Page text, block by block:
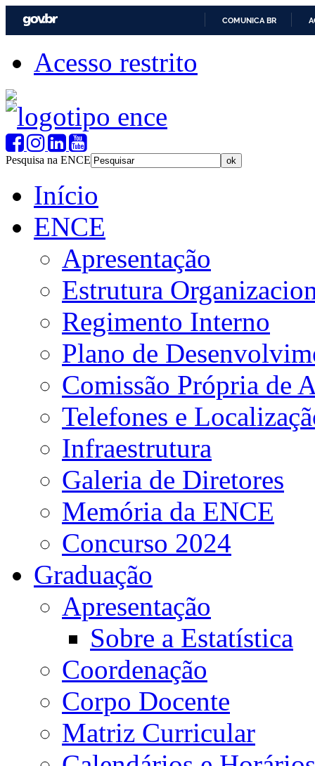
COMUNICA BR
Acesso restrito
Pesquisa na ENCE
Início
ENCE
Apresentação
Estrutura
Regimento Interno
Plano de
Comissão Própria de
Telefones e
Infraestrutura
Galeria de Diretores
Memória da ENCE
Concurso 2024
Graduação
Apresentação
Sobre a Estatística
Coordenação
Corpo Docente
Matriz Curricular